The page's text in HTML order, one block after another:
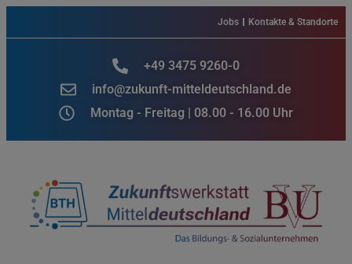
Jobs Kontakte & Standorte
+49 3475 9260-0
info@zukunft-mitteldeutschland.de
Montag - Freitag | 08.00 - 16.00 Uhr